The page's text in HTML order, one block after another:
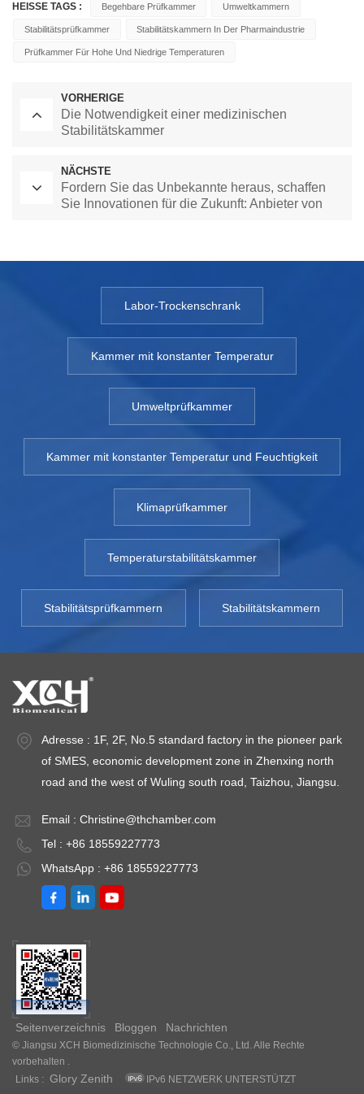
HEISSE TAGS : Begehbare Prüfkammer Umweltkammern
Stabilitätsprüfkammer Stabilitätskammern In Der Pharmaindustrie
Prüfkammer Für Hohe Und Niedrige Temperaturen
VORHERIGE
Die Notwendigkeit einer medizinischen
Stabilitätskammer
NÄCHSTE
Fordern Sie das Unbekannte heraus, schaffen
Sie Innovationen für die Zukunft: Anbieter von
Labor-Trockenschrank
Kammer mit konstanter Temperatur
Umweltprüfkammer
Kammer mit konstanter Temperatur und Feuchtigkeit
Klimaprüfkammer
Temperaturstabilitätskammer
Stabilitätsprüfkammern Stabilitätskammern
Adresse : 1F, 2F, No.5 standard factory in the pioneer park
of SMES, economic development zone in Zhenxing north
road and the west of Wuling south road, Taizhou, Jiangsu.
Email : Christine@thchamber.com
Tel : +86 18559227773
WhatsApp : +86 18559227773
Seitenverzeichnis Bloggen Nachrichten
© Jiangsu XCH Biomedizinische Technologie Co., Ltd. Alle Rechte
vorbehalten .
Links :
Glory Zenith IPv6 NETZWERK UNTERSTÜTZT